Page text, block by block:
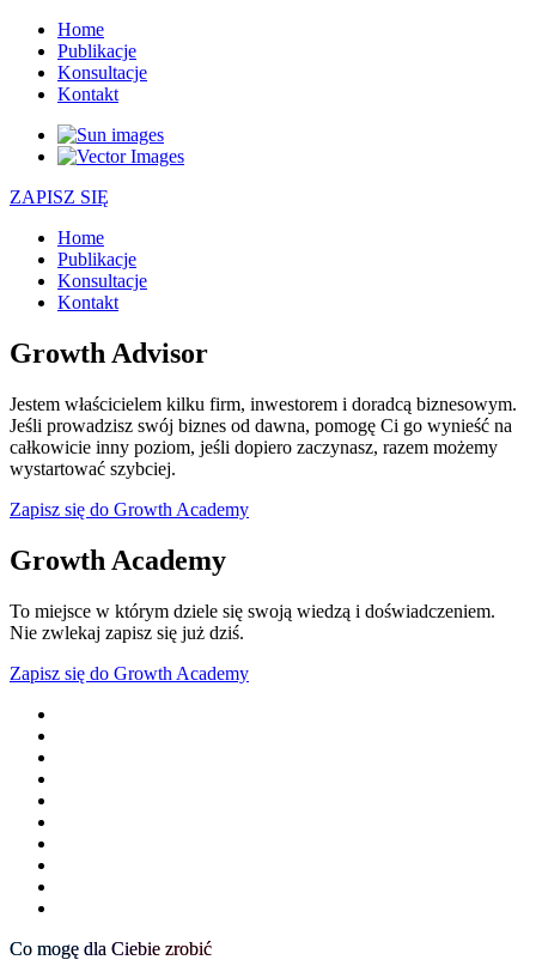
Home
Publikacje
Konsultacje
Kontakt
ZAPISZ SIĘ
Home
Publikacje
Konsultacje
Kontakt
Growth Advisor
Jestem właścicielem kilku firm, inwestorem i doradcą biznesowym.
Jeśli prowadzisz swój biznes od dawna, pomogę Ci go wynieść na
całkowicie inny poziom, jeśli dopiero zaczynasz, razem możemy
wystartować szybciej.
Zapisz się do Growth Academy
Growth Academy
To miejsce w którym dziele się swoją wiedzą i doświadczeniem.
Nie zwlekaj zapisz się już dziś.
Zapisz się do Growth Academy
Co mogę dla Ciebie zrobić